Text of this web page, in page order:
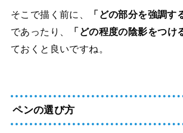
そこで描く前に、 「どの部分を強調す
であったり、
「どの程度の陰影をつけ
ておくと良いですね。
ペンの選び方